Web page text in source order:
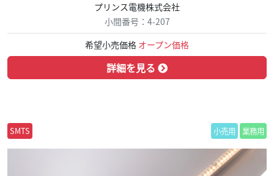
プリンス電機株式会社
小間番号：4-207
希望小売価格 オープン価格
詳細を見る
SMTS 小売用 業務用